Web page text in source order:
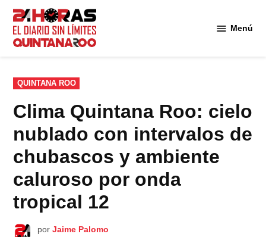
Saltar
contenido
Menú
PUBLICADO
EN
QUINTANA ROO
Clima Quintana Roo: cielo
nublado con intervalos de
chubascos y ambiente
caluroso por onda
tropical 12
por Jaime Palomo